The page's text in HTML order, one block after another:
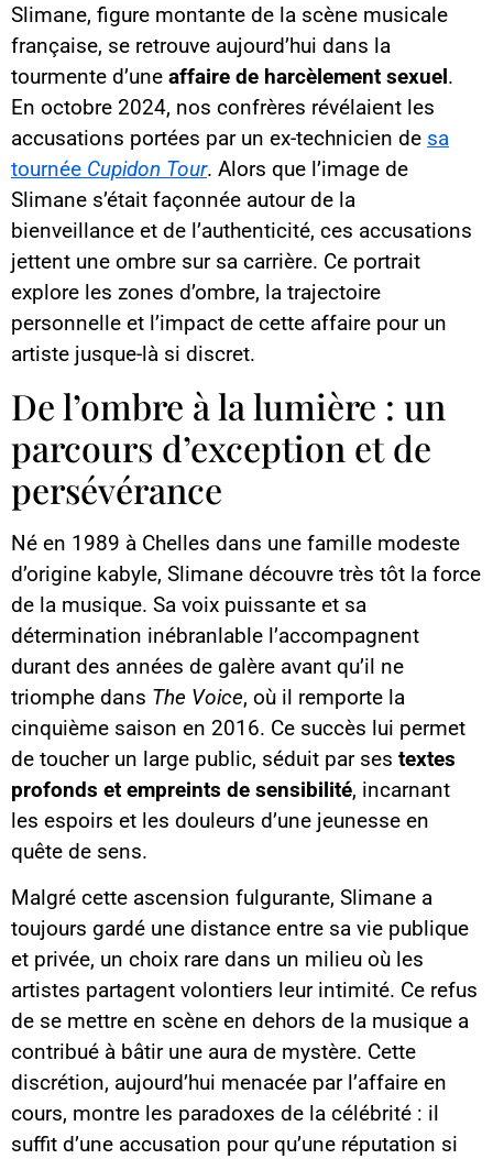
Slimane, figure montante de la scène musicale
française, se retrouve aujourd’hui dans la
tourmente d’une affaire de harcèlement sexuel.
En octobre 2024, nos confrères révélaient les
accusations portées par un ex-technicien de sa
tournée Cupidon Tour. Alors que l’image de
Slimane s’était façonnée autour de la
bienveillance et de l’authenticité, ces accusations
jettent une ombre sur sa carrière. Ce portrait
explore les zones d’ombre, la trajectoire
personnelle et l’impact de cette affaire pour un
artiste jusque-là si discret.
De l’ombre à la lumière : un
parcours d’exception et de
persévérance
Né en 1989 à Chelles dans une famille modeste
d’origine kabyle, Slimane découvre très tôt la force
de la musique. Sa voix puissante et sa
détermination inébranlable l’accompagnent
durant des années de galère avant qu’il ne
triomphe dans The Voice, où il remporte la
cinquième saison en 2016. Ce succès lui permet
de toucher un large public, séduit par ses textes
profonds et empreints de sensibilité, incarnant
les espoirs et les douleurs d’une jeunesse en
quête de sens.
Malgré cette ascension fulgurante, Slimane a
toujours gardé une distance entre sa vie publique
et privée, un choix rare dans un milieu où les
artistes partagent volontiers leur intimité. Ce refus
de se mettre en scène en dehors de la musique a
contribué à bâtir une aura de mystère. Cette
discrétion, aujourd’hui menacée par l’affaire en
cours, montre les paradoxes de la célébrité : il
suffit d’une accusation pour qu’une réputation si